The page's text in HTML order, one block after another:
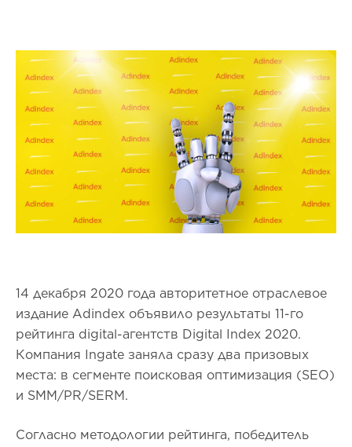
14 декабря 2020 года авторитетное отраслевое
издание Adindex объявило результаты 11-го
рейтинга digital-агентств Digital Index 2020.
Компания Ingate заняла сразу два призовых
места: в сегменте поисковая оптимизация (SEO)
и SMM/PR/SERM.
Согласно методологии рейтинга, победитель